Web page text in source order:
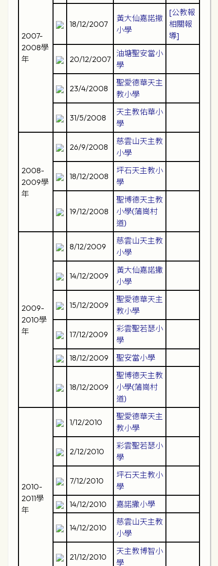
2007-
2008學
年
18/12/2007
黃大仙嘉諾撤
小學
[公教報
相關報
導]
20/12/2007
油塘聖安當小
學
23/4/2008
聖愛德華天主
教小學
31/5/2008
天主教佑華小
學
2008-
2009學
年
26/9/2008
慈雲山天主教
小學
18/12/2008
坪石天主教小
學
19/12/2008
聖博德天主教
小學(蒲崗村
道)
2009-
2010學
年
8/12/2009
慈雲山天主教
小學
14/12/2009
黃大仙嘉諾撒
小學
15/12/2009
聖愛德華天主
教小學
17/12/2009
彩雲聖若瑟小
學
18/12/2009
聖安當小學
18/12/2009
聖博德天主教
小學(蒲崗村
道)
2010-
2011學
年
1/12/2010
聖愛德華天主
教小學
2/12/2010
彩雲聖若瑟小
學
7/12/2010
坪石天主教小
學
14/12/2010
嘉諾撒小學
14/12/2010
慈雲山天主教
小學
21/12/2010
天主教博智小
學